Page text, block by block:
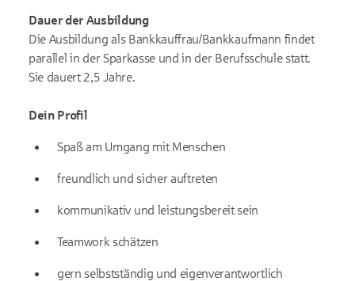
Dauer der Ausbildung
Die Ausbildung als Bank­kauffrau/Bank­kauf­mann findet
parallel in der Sparkasse und in der Berufs­schule statt.
Sie dauert 2,5 Jahre.
Dein Profil
Spaß am Umgang mit Menschen
freundlich und sicher auftreten
kommunikativ und leistungs­bereit sein
Teamwork schätzen
gern selbst­ständig und eigen­verantwortlich